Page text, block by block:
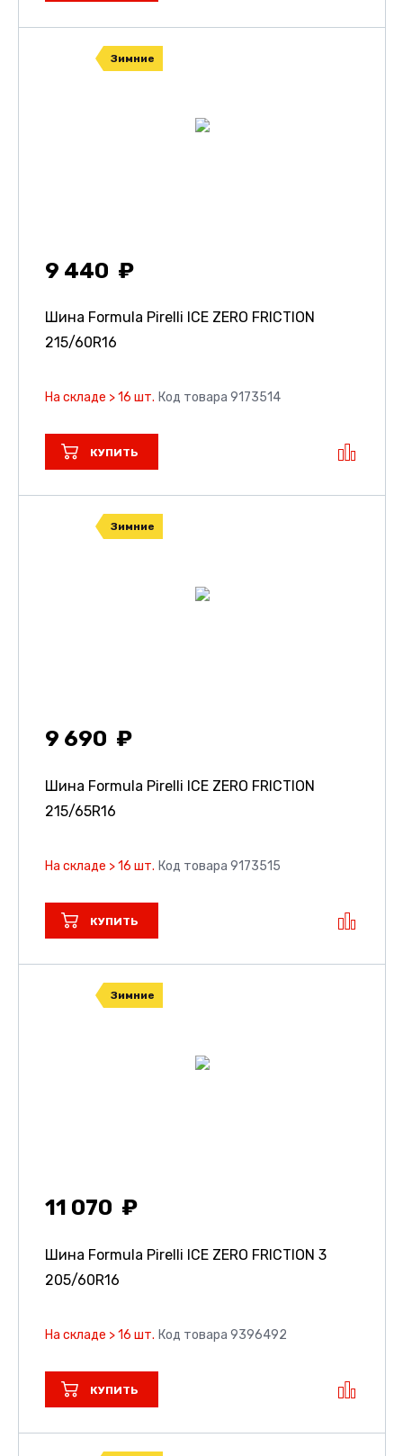
Зимние
9 440
Шина Formula Pirelli ICE ZERO FRICTION
215/60R16
На складе > 16 шт. Код товара 9173514
КУПИТЬ
Зимние
9 690
Шина Formula Pirelli ICE ZERO FRICTION
215/65R16
На складе > 16 шт. Код товара 9173515
КУПИТЬ
Зимние
11 070
Шина Formula Pirelli ICE ZERO FRICTION 3
205/60R16
На складе > 16 шт. Код товара 9396492
КУПИТЬ